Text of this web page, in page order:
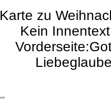
Karte zu
Kein